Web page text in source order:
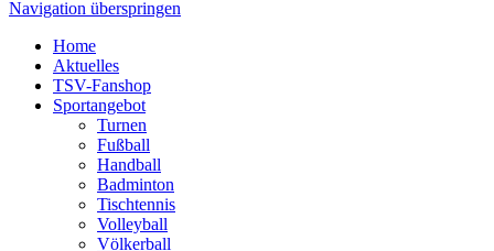
Navigation überspringen
Home
Aktuelles
TSV-Fanshop
Sportangebot
Turnen
Fußball
Handball
Badminton
Tischtennis
Volleyball
Völkerball